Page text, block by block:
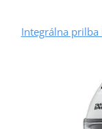
Integrálna prilba